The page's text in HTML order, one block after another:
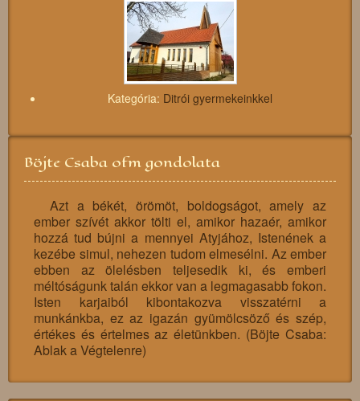
Kategória: Ditrói gyermekeinkkel
Böjte Csaba ofm gondolata
Azt a békét, örömöt, boldogságot, amely az
ember szívét akkor tölti el, amikor hazaér, amikor
hozzá tud bújni a mennyei Atyjához, Istenének a
kezébe simul, nehezen tudom elmesélni. Az ember
ebben az ölelésben teljesedik ki, és emberi
méltóságunk talán ekkor van a legmagasabb fokon.
Isten karjaiból kibontakozva visszatérni a
munkánkba, ez az igazán gyümölcsöző és szép,
értékes és értelmes az életünkben. (Böjte Csaba:
Ablak a Végtelenre)